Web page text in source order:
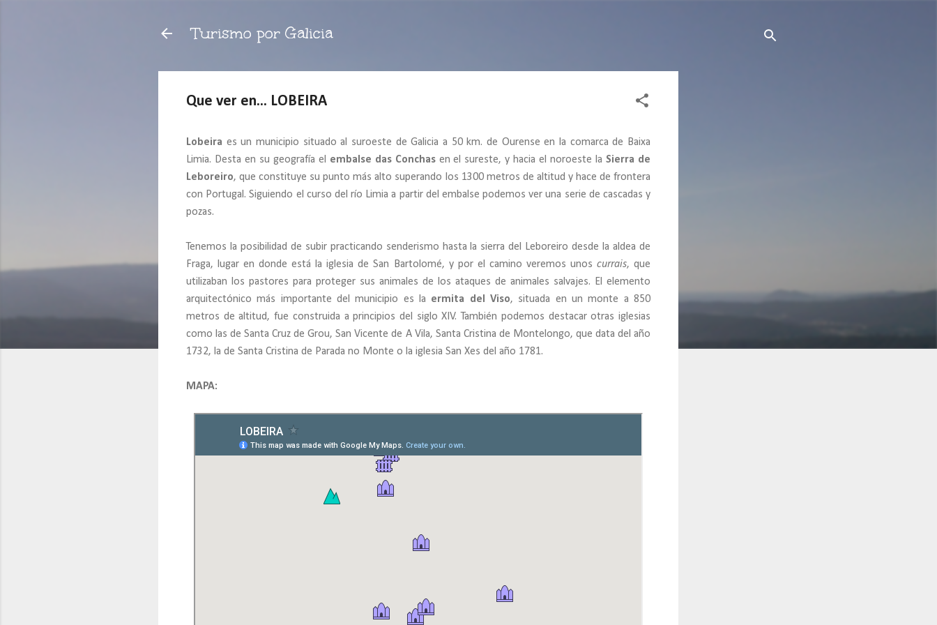
Turismo por Galicia
Que ver en... LOBEIRA
Lobeira es un municipio situado al suroeste de Galicia a 50 km. de Ourense en la comarca de Baixa
Limia. Desta en su geografía el embalse das Conchasen el sureste, y hacia el noroeste laSierra de
Leboreiro, que constituye su punto más alto superando los 1300 metros de altitud y hace de frontera
con Portugal. Siguiendo el curso del río Limia a partir del embalse podemos ver una serie de cascadas y
pozas.
Tenemos la posibilidad de subir practicando senderismo hasta la sierra del Leboreiro desde la aldea de
Fraga, lugar en donde está la iglesia de San Bartolomé, y por el camino veremos unos currais, que
utilizaban los pastores para proteger sus animales de los ataques de animales salvajes. El elemento
arquitectónico más importante del municipio es la ermita del Viso, situada en un monte a 850
metros de altitud, fue construida a principios del siglo XIV. También podemos destacar otras iglesias
como las de Santa Cruz de Grou, San Vicente de A Vila, Santa Cristina de Montelongo, que data del año
1732, la de Santa Cristina de Parada no Monte o la iglesia San Xes del año 1781.
MAPA: